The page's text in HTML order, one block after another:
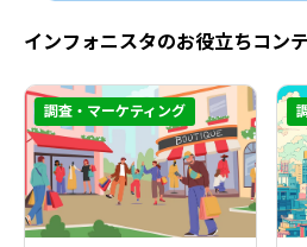
インフォニスタのお役立ちコン
調査・マーケティング